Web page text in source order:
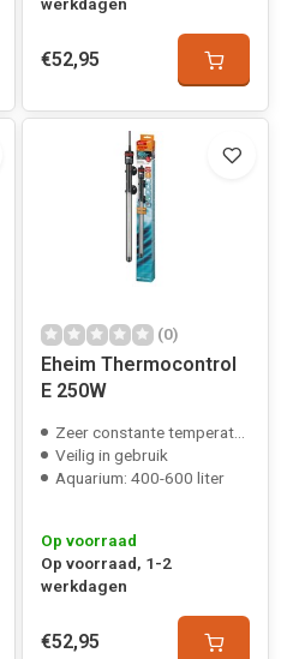
€52,95
(0)
Eheim Thermocontrol
E 250W
Zeer constante temperatuur
Veilig in gebruik
Aquarium: 400-600 liter
Op voorraad
Op voorraad, 1-2
werkdagen
€52,95